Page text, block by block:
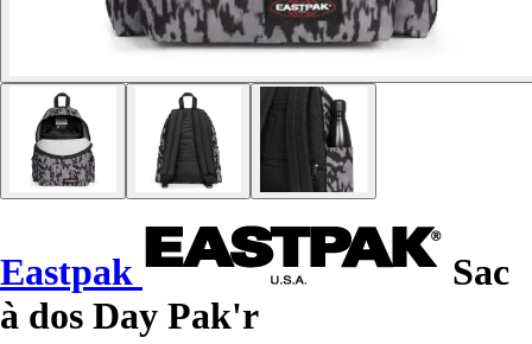
Eastpak
Sac
à dos Day Pak'r